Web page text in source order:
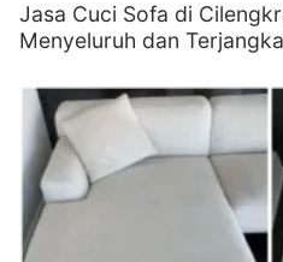
Jasa Cuci Sofa di
Menyeluruh dan